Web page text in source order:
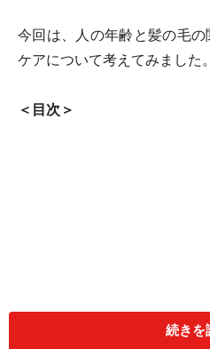
今回は、人の年齢と髪の毛
ケアについて考えてみました。
＜目次＞
続きを